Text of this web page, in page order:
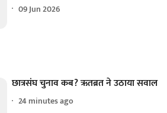
09 Jun 2026
छात्रसंघ चुनाव कब? ऋतब्रत ने उठाया सवाल
24 minutes ago